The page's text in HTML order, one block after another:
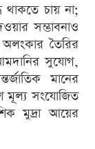
থাকতে চায় না;
সম্ভাবনাও
অলংকার তৈরির
সুযোগ,
মানের
মূল্য সংযোজিত
মুদ্রা আয়ের